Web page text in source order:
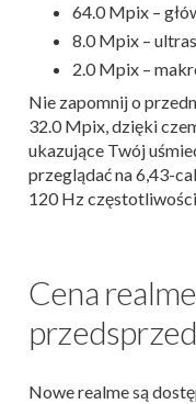
64.0 Mpix –
8.0 Mpix –
2.0 Mpix –
Nie zapomnij o
32.0 Mpix, dzięki
ukazujące Twój
przeglądać na 6,43-
120 Hz
Cena
Nowe realme są